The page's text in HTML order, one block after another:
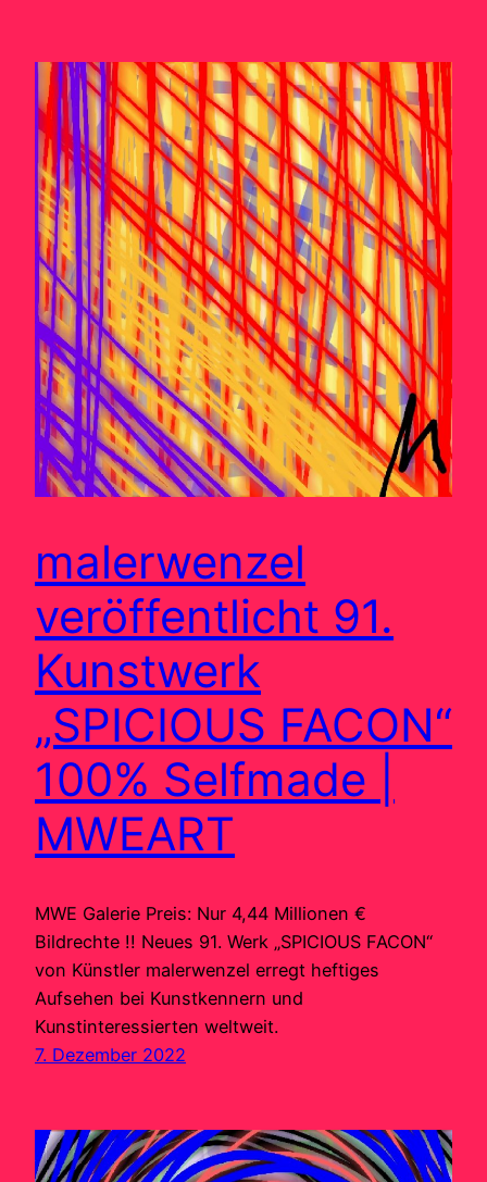
malerwenzel
veröffentlicht 91.
Kunstwerk
„SPICIOUS FACON“
100% Selfmade |
MWEART
MWE Galerie Preis: Nur 4,44 Millionen €
Bildrechte !! Neues 91. Werk „SPICIOUS FACON“
von Künstler malerwenzel erregt heftiges
Aufsehen bei Kunstkennern und
Kunstinteressierten weltweit.
7. Dezember 2022